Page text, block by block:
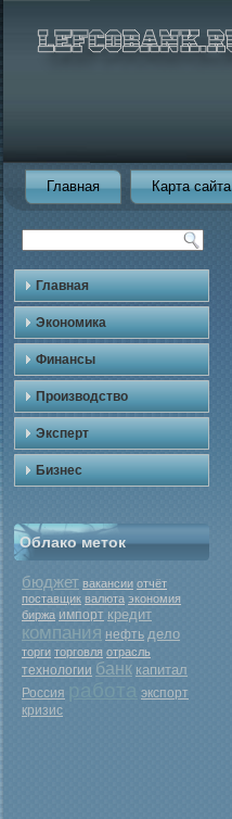
Главная Карта сайта
Главная
Экономика
Финансы
Производство
Эксперт
Бизнес
Облако меток
бюджет вакансии отчёт
поставщик валюта экономия
биржа импорт кредит
компания нефть дело
торги торговля отрасль
технологии банк капитал
Россия
экспорт
кризис